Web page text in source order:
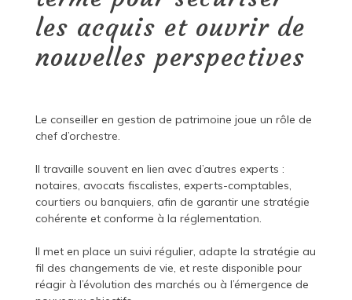
les acquis et ouvrir de
nouvelles perspectives
Le conseiller en gestion de patrimoine joue un rôle de
chef d’orchestre.
Il travaille souvent en lien avec d’autres experts :
notaires, avocats fiscalistes, experts-comptables,
courtiers ou banquiers, afin de garantir une stratégie
cohérente et conforme à la réglementation.
Il met en place un suivi régulier, adapte la stratégie au
fil des changements de vie, et reste disponible pour
réagir à l’évolution des marchés ou à l’émergence de